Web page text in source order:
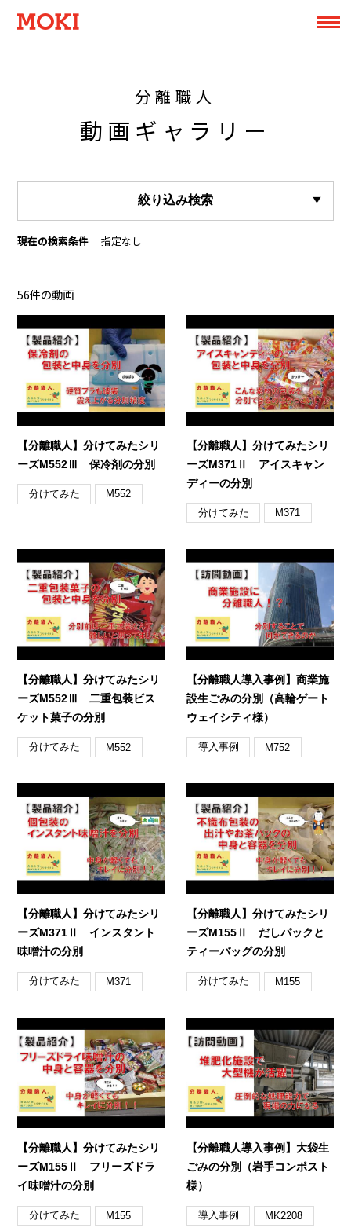
分離職人
動画ギャラリー
絞り込み検索
現在の検索条件 指定なし
56件の動画
【分離職人】分けてみたシリ
ーズM552Ⅲ 保冷剤の分別
分けてみた M552
【分離職人】分けてみたシリ
ーズM371Ⅱ アイスキャン
ディーの分別
分けてみた M371
【分離職人】分けてみたシリ
ーズM552Ⅲ 二重包装ビス
ケット菓子の分別
分けてみた M552
【分離職人導入事例】商業施
設生ごみの分別（高輪ゲート
ウェイシティ様）
導入事例 M752
【分離職人】分けてみたシリ
ーズM371Ⅱ インスタント
味噌汁の分別
分けてみた M371
【分離職人】分けてみたシリ
ーズM155Ⅱ だしパックと
ティーバッグの分別
分けてみた M155
【分離職人】分けてみたシリ
ーズM155Ⅱ フリーズドラ
イ味噌汁の分別
分けてみた M155
【分離職人導入事例】大袋生
ごみの分別（岩手コンポスト
様）
導入事例 MK2208